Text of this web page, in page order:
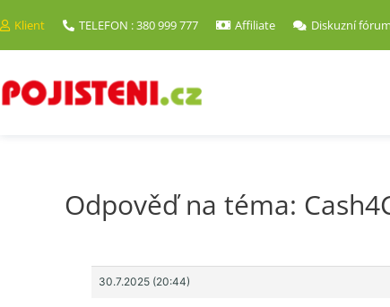
Klient TELEFON : 380 999 777 Affiliate Diskuzní fórum
Odpověď na téma:
30.7.2025 (20:44)